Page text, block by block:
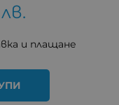
лв.
и плащане